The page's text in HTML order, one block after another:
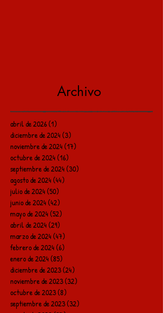
Archivo
abril de 2026(1)
diciembre de 2024(3)
noviembre de 2024(17)
octubre de 2024(16)
septiembre de 2024(30)
agosto de 2024(44)
julio de 2024(50)
junio de 2024(42)
mayo de 2024(52)
abril de 2024(29)
marzo de 2024(47)
febrero de 2024(6)
enero de 2024(85)
diciembre de 2023(24)
noviembre de 2023(32)
octubre de 2023(8)
septiembre de 2023(32)